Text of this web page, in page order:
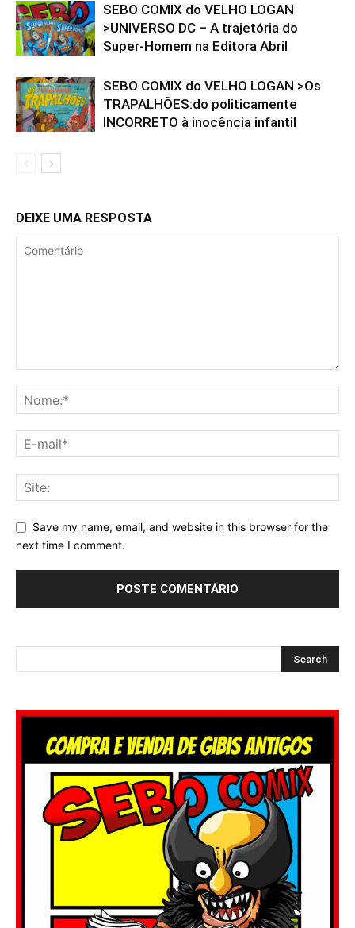
SEBO COMIX do VELHO LOGAN
>UNIVERSO DC – A trajetória do
Super-Homem na Editora Abril
SEBO COMIX do VELHO LOGAN >Os
TRAPALHÕES:do politicamente
INCORRETO à inocência infantil
DEIXE UMA RESPOSTA
Save my name, email, and website in this browser for the
next time I comment.